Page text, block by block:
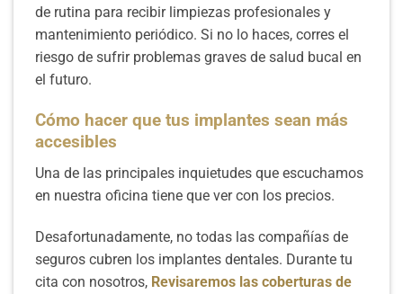
de rutina para recibir limpiezas profesionales y
mantenimiento periódico. Si no lo haces, corres el
riesgo de sufrir problemas graves de salud bucal en
el futuro.
Cómo hacer que tus implantes sean más
accesibles
Una de las principales inquietudes que escuchamos
en nuestra oficina tiene que ver con los precios.
Desafortunadamente, no todas las compañías de
seguros cubren los implantes dentales. Durante tu
cita con nosotros, Revisaremos las coberturas de